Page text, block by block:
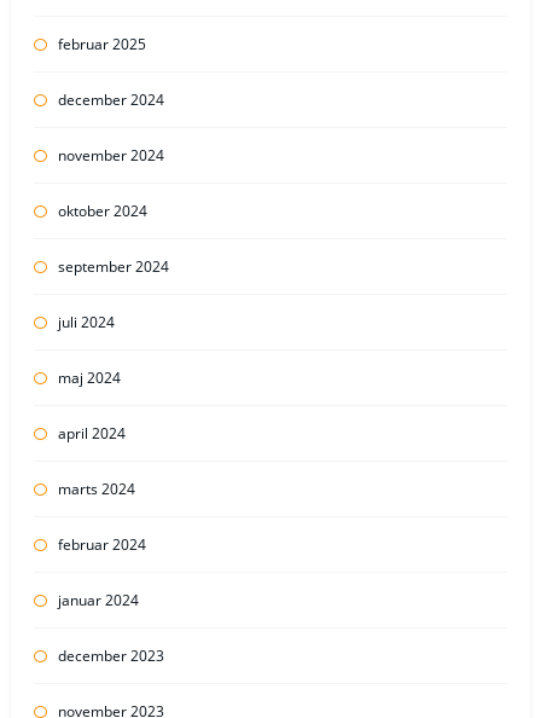
februar 2025
december 2024
november 2024
oktober 2024
september 2024
juli 2024
maj 2024
april 2024
marts 2024
februar 2024
januar 2024
december 2023
november 2023